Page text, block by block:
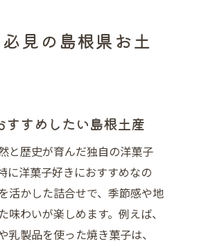
見の島根県お土
すすめしたい島根土産
と歴史が育んだ独自の洋菓子
に洋菓子好きにおすすめなの
活かした詰合せで、季節感や地
味わいが楽しめます。例えば、
乳製品を使った焼き菓子は、